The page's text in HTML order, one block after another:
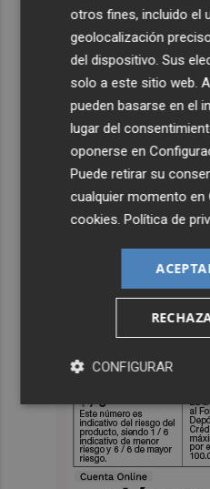
otros fines, incluido el
geolocalización
del dispositivo. Sus
solo a este sitio web.
pueden basarse en el
lugar del
oponerse en
Puede retirar su
cualquier momento en
cookies.Política de
CONFIGURAR